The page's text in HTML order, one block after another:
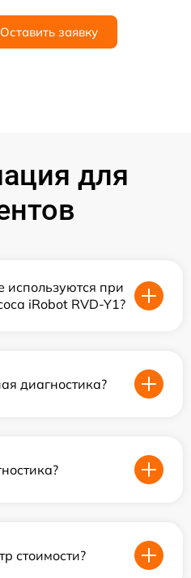
Оставить заявку
для
при
iRobot RVD-Y1?
диагностика?
стоимости?